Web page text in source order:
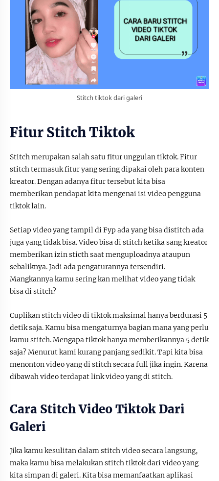
Stitch tiktok dari galeri
Fitur Stitch Tiktok
Stitch merupakan salah satu fitur unggulan tiktok. Fitur
stitch termasuk fitur yang sering dipakai oleh para konten
kreator. Dengan adanya fitur tersebut kita bisa
memberikan pendapat kita mengenai isi video pengguna
tiktok lain.
Setiap video yang tampil di Fyp ada yang bisa distitch ada
juga yang tidak bisa. Video bisa di stitch ketika sang kreator
memberikan izin sticth saat menguploadnya ataupun
sebaliknya. Jadi ada pengaturannya tersendiri.
Mangkannya kamu sering kan melihat video yang tidak
bisa di stitch?
Cuplikan stitch video di tiktok maksimal hanya berdurasi 5
detik saja. Kamu bisa mengaturnya bagian mana yang perlu
kamu stitch. Mengapa tiktok hanya memberikannya 5 detik
saja? Menurut kami kurang panjang sedikit. Tapi kita bisa
menonton video yang di stitch secara full jika ingin. Karena
dibawah video terdapat link video yang di stitch.
Cara Stitch Video Tiktok Dari
Galeri
Jika kamu kesulitan dalam stitch video secara langsung,
maka kamu bisa melakukan stitch tiktok dari video yang
kita simpan di galeri. Kita bisa memanfaatkan aplikasi